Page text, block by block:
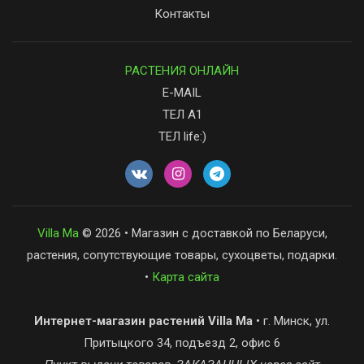
Контакты
РАСТЕНИЯ ОНЛАЙН
E-MAIL
ТЕЛ А1
ТЕЛ life:)
Villa Ma © 2026 • Магазин с доставкой по Беларуси,
растения, сопутствующие товары, сухоцветы, подарки.
• Карта сайта
Интернет-магазин растений Villa Ma • г. Минск, ул.
Притыцкого 34, подъезд 2, офис 6